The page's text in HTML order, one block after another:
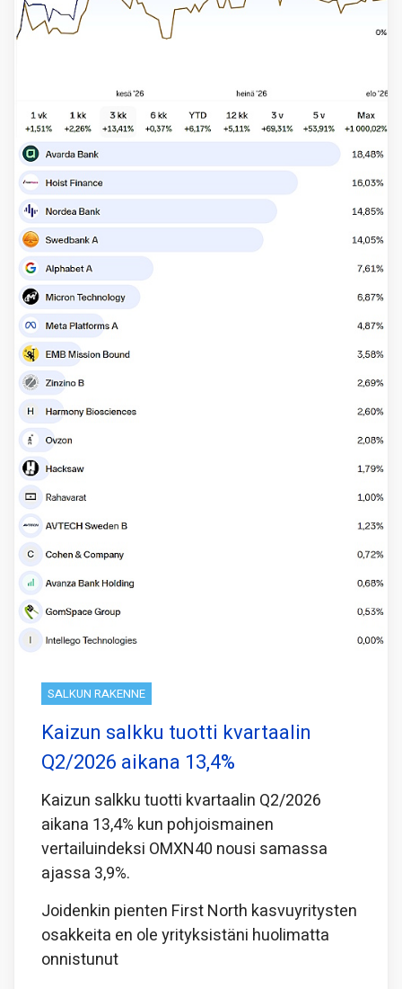
SALKUN RAKENNE
Kaizun salkku tuotti kvartaalin
Q2/2026 aikana 13,4%
Kaizun salkku tuotti kvartaalin Q2/2026
aikana 13,4% kun pohjoismainen
vertailuindeksi OMXN40 nousi samassa
ajassa 3,9%.
Joidenkin pienten First North kasvuyritysten
osakkeita en ole yrityksistäni huolimatta
onnistunut